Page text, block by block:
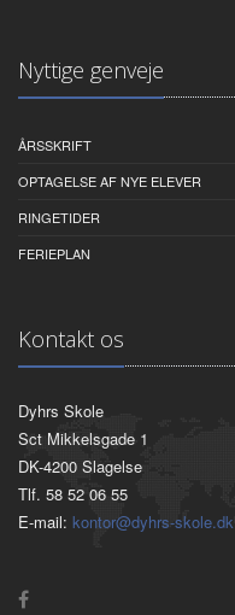
Nyttige genveje
ÅRSSKRIFT
OPTAGELSE AF NYE ELEVER
RINGETIDER
FERIEPLAN
Kontakt os
Dyhrs Skole
Sct Mikkelsgade 1
DK-4200 Slagelse
Tlf. 58 52 06 55
E-mail: kontor@dyhrs-skole.dk